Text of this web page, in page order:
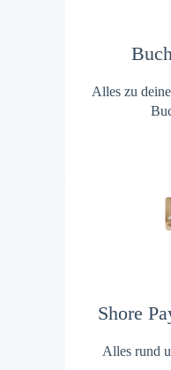
Alles zu
Shore
Alles rund